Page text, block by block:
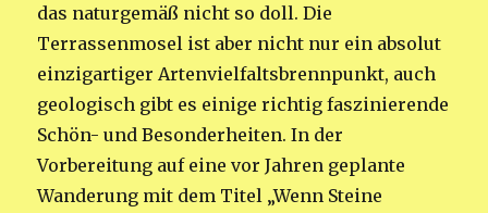
das naturgemäß nicht so doll. Die
Terrassenmosel ist aber nicht nur ein absolut
einzigartiger Artenvielfaltsbrennpunkt, auch
geologisch gibt es einige richtig faszinierende
Schön- und Besonderheiten. In der
Vorbereitung auf eine vor Jahren geplante
Wanderung mit dem Titel „Wenn Steine